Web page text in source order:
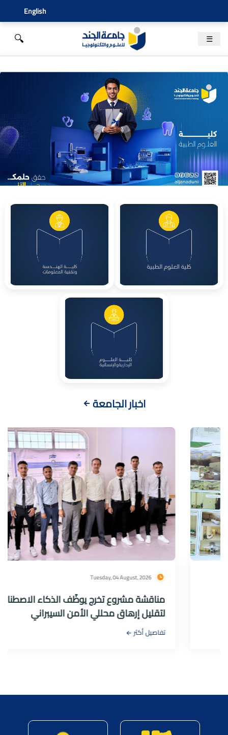
English
☰
🔍
اخبار الجامعة
Tuesday, 04 August, 2026
مناقشة مشروع تخرج يوظّف الذكاء الاصطناعي
لتقليل إرهاق محللي الأمن السيبراني